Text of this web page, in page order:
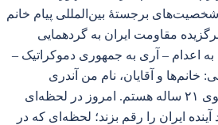
برجستهٔ بین‌المللی پیام خانم
مقاومت ایران به گردهمایی
نه به اعدام – آری به جمهوری دموکراتیک –
محسنی: خانم‌ها و آقایان، نام من آندری
محسنی است و یک دانشجوی ۲۱ ساله هستم. امروز در لحظه‌ای
ایران را رقم بزند؛ لحظه‌ای که در